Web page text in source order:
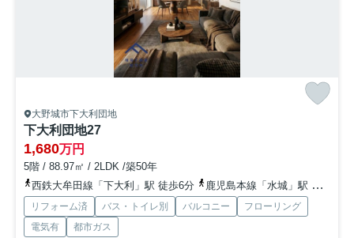
大野城市下大利団地
下大利団地27
1,680万円
5階 / 88.97㎡ / 2LDK /築50年
西鉄大牟田線「下大利」駅 徒歩6分
鹿児島本線「水城」駅 徒歩20分
リフォーム済 バス・トイレ別 バルコニー
フローリング
電気有
都市ガス